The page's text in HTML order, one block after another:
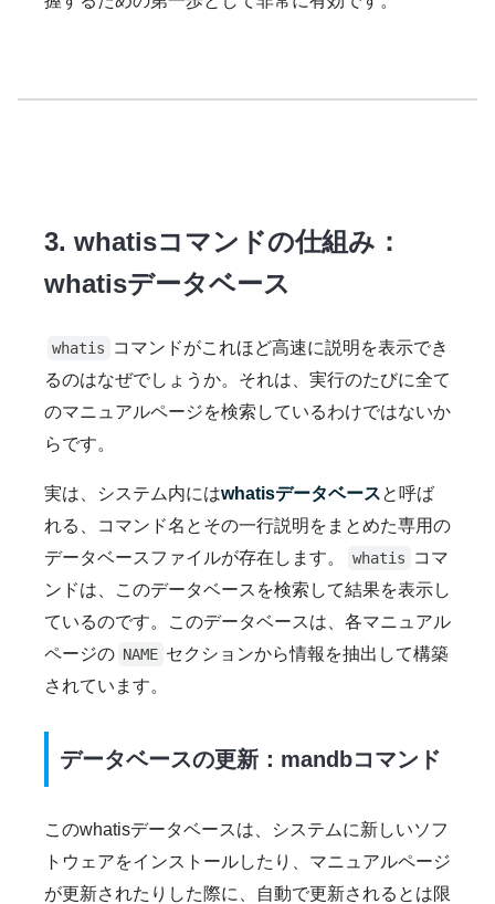
3. whatisコマンドの仕組み：
whatisデータベース
whatis
コマンドがこれほど高速に説明を表示でき
るのはなぜでしょうか。それは、実行のたびに全て
のマニュアルページを検索しているわけではないか
らです。
実は、システム内にはwhatisデータベースと呼ば
れる、コマンド名とその一行説明をまとめた専用の
データベースファイルが存在します。
whatis
コマ
ンドは、このデータベースを検索して結果を表示し
ているのです。このデータベースは、各マニュアル
ページの NAME セクションから情報を抽出して構築
されています。
データベースの更新：mandbコマンド
このwhatisデータベースは、システムに新しいソフ
トウェアをインストールしたり、マニュアルページ
が更新されたりした際に、自動で更新されるとは限